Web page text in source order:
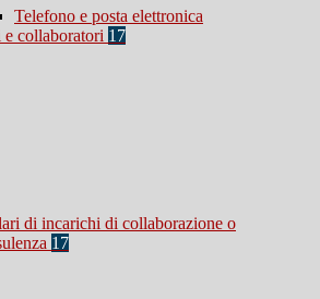
Telefono e posta elettronica
e collaboratori 17
di incarichi di collaborazione o
17